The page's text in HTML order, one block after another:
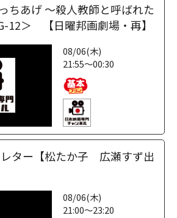
ちあげ ～殺人教師と呼ばれた
12＞ 【日曜邦画劇場・再】
08/06(木)
21:55～00:30
ター【松たか子 広瀬すず出
08/06(木)
21:00～23:20